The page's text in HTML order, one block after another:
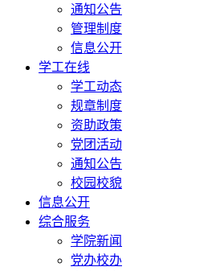
通知公告
管理制度
信息公开
学工在线
学工动态
规章制度
资助政策
党团活动
通知公告
校园校貌
信息公开
综合服务
学院新闻
党办校办